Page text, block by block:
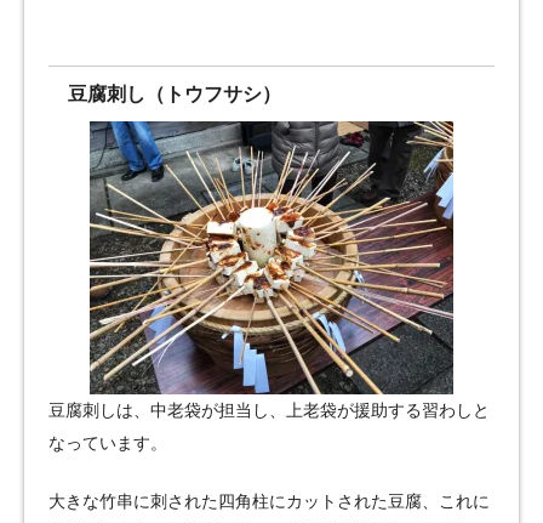
豆腐刺し（トウフサシ）
豆腐刺しは、中老袋が担当し、上老袋が援助する習わしと
なっています。
大きな竹串に刺された四角柱にカットされた豆腐、これに